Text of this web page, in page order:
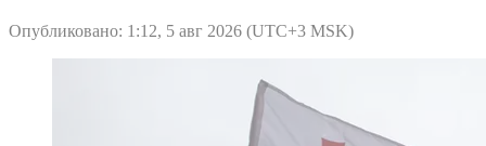
Опубликовано: 1:12, 5 авг 2026 (UTC+3 MSK)